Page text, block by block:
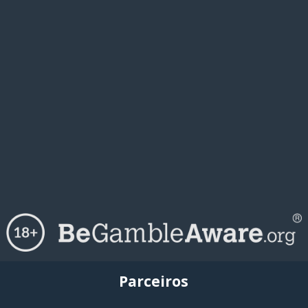
Parceiros